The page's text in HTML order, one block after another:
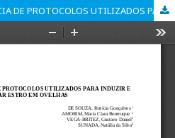
COMPARAÇÃO DA EFICIÊNCIA DE PROTOCOLOS UTILIZADOS PARA INDUZIR E SINCRONIZAR ESTRO EM OVELHAS